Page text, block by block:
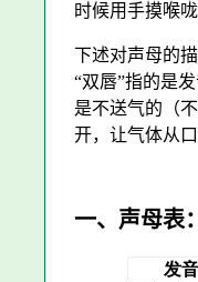
时候用手摸喉
下述对声母的
“双唇”指的是
是不送气的（
开，让气体从
一、声母表：
发音